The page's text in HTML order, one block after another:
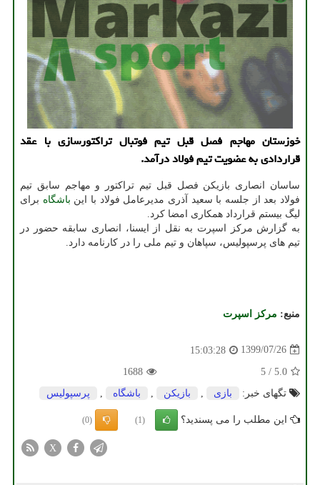
خوزستان مهاجم فصل قبل تیم فوتبال تراكتورسازی با عقد
قراردادی به عضویت تیم فولاد درآمد.
ساسان انصاری بازیکن فصل قبل تیم تراکتور و مهاجم سابق تیم
فولاد بعد از جلسه با سعید آذری مدیرعامل فولاد با این باشگاه برای
لیگ بیستم قرارداد همکاری امضا کرد.
به گزارش مرکز اسپرت به نقل از ایسنا، انصاری سابقه حضور در
تیم های پرسپولیس، سپاهان و تیم ملی را در کارنامه دارد.
منبع: مركز اسپرت
1399/07/26
15:03:28
5.0
/
5
1688
تگهای خبر:
بازی بازیكن باشگاه پرسپولیس
این مطلب را می پسندید؟ (1)
(0)
X